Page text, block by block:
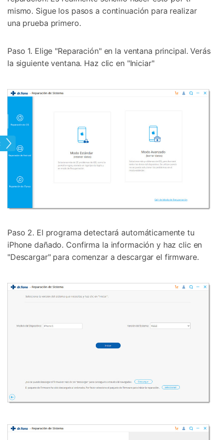
mismo. Sigue los pasos a continuación para realizar
una prueba primero.
Paso 1. Elige "Reparación" en la ventana principal. Verás
la siguiente ventana. Haz clic en "Iniciar"
Paso 2. El programa detectará automáticamente tu
iPhone dañado. Confirma la información y haz clic en
"Descargar" para comenzar a descargar el firmware.